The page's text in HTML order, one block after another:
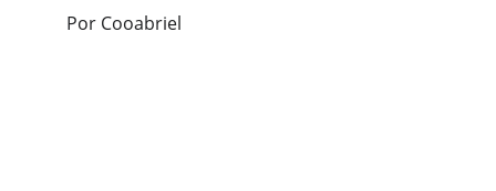
Por Cooabriel